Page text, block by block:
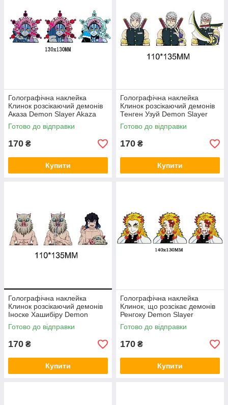
Голографічна наклейка
Клинок розсікаючий демонів
Аказа Demon Slayer Akaza
130x130 мм
Готово до відправки
170 ₴
Купити
Голографічна наклейка
Клинок розсікаючий демонів
Тенген Узуй Demon Slayer
Uzui Tengen 110x135 мм
Готово до відправки
170 ₴
Купити
Голографічна наклейка
Клинок розсікаючий демонів
Іноске Хашибіру Demon
Slayer Inosuke Hashibira
110x135 мм
Готово до відправки
170 ₴
Купити
Голографічна наклейка
Клинок, що розсікає демонів
Ренгоку Demon Slayer
Rengoku
Готово до відправки
170 ₴
Купити